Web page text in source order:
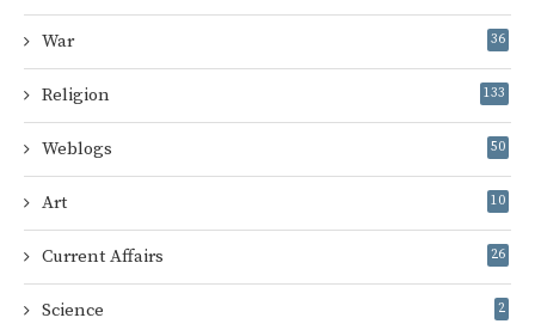
War 36
Religion 133
Weblogs 50
Art 10
Current Affairs 26
Science 2